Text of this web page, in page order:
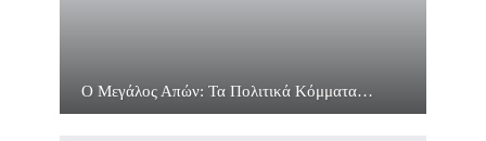
Ο Μεγάλος Απών: Τα Πολιτικά Κόμματα…